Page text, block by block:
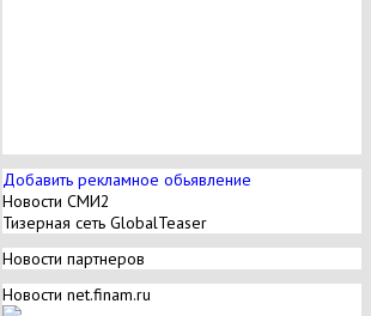
Добавить рекламное обьявление
Новости СМИ2
Тизерная сеть GlobalTeaser
Новости партнеров
Новости net.finam.ru